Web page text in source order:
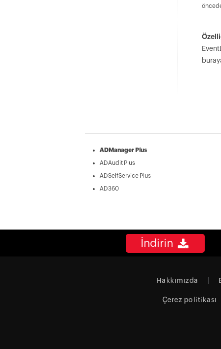
ADManager Plus
ADAudit Plus
ADSelfService Plus
AD360
İndirin
Hakkımızda
Çerez politikası